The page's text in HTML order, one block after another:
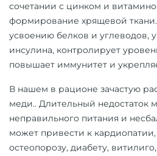
сочетании с цинком и
формирование хрящевой
усвоению белков и углеводов,
инсулина, контролирует
повышает иммунитет и
В нашем в рационе зачастую
меди.. Длительный недостаток
неправильного питания и
может привести к кардиопатии,
остеопорозу, диабету,